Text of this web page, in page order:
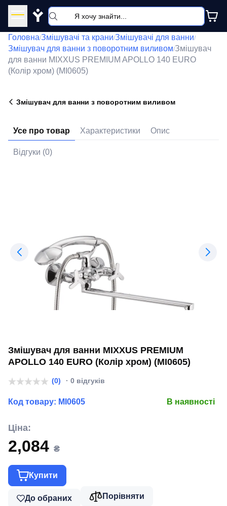
Y
Головна/Змішувачі та крани/Змішувачі для ванни/
Змішувач для ванни з поворотним виливом/Змішувач
для ванни MIXXUS PREMIUM APOLLO 140 EURO
(Колір хром) (MI0605)
Змішувач для ванни з поворотним виливом
Усе про товар Характеристики Опис
Відгуки (0)
Змішувач для ванни MIXXUS PREMIUM
APOLLO 140 EURO (Колір хром) (MI0605)
(0) · 0 відгуків
Код товару: MI0605 В наявності
Ціна:
2,084 ₴
Купити
До обраних Порівняти